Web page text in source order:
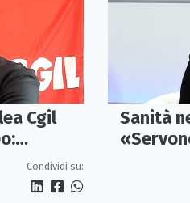
Cgil
incentivi
Condividi su:
Sanità
mezzi